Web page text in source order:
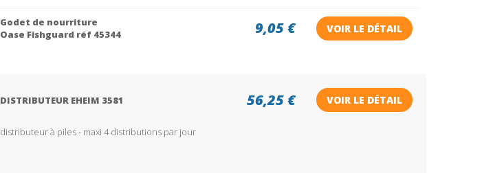
Godet de nourriture
Oase Fishguard réf 45344
9,05 € VOIR LE DÉTAIL
DISTRIBUTEUR EHEIM 3581 56,25 € VOIR LE DÉTAIL
distributeur à piles - maxi 4 distributions par jour